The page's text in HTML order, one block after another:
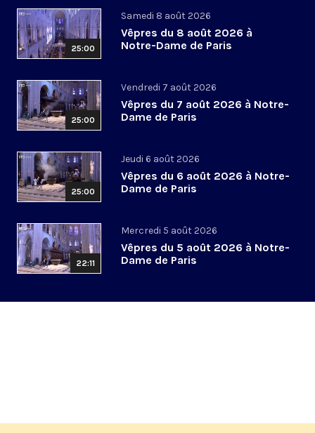
25:00
Samedi 8 août 2026
Vêpres du 8 août 2026 à
Notre-Dame de Paris
25:00
Vendredi 7 août 2026
Vêpres du 7 août 2026 à Notre-
Dame de Paris
25:00
Jeudi 6 août 2026
Vêpres du 6 août 2026 à Notre-
Dame de Paris
22:11
Mercredi 5 août 2026
Vêpres du 5 août 2026 à Notre-
Dame de Paris